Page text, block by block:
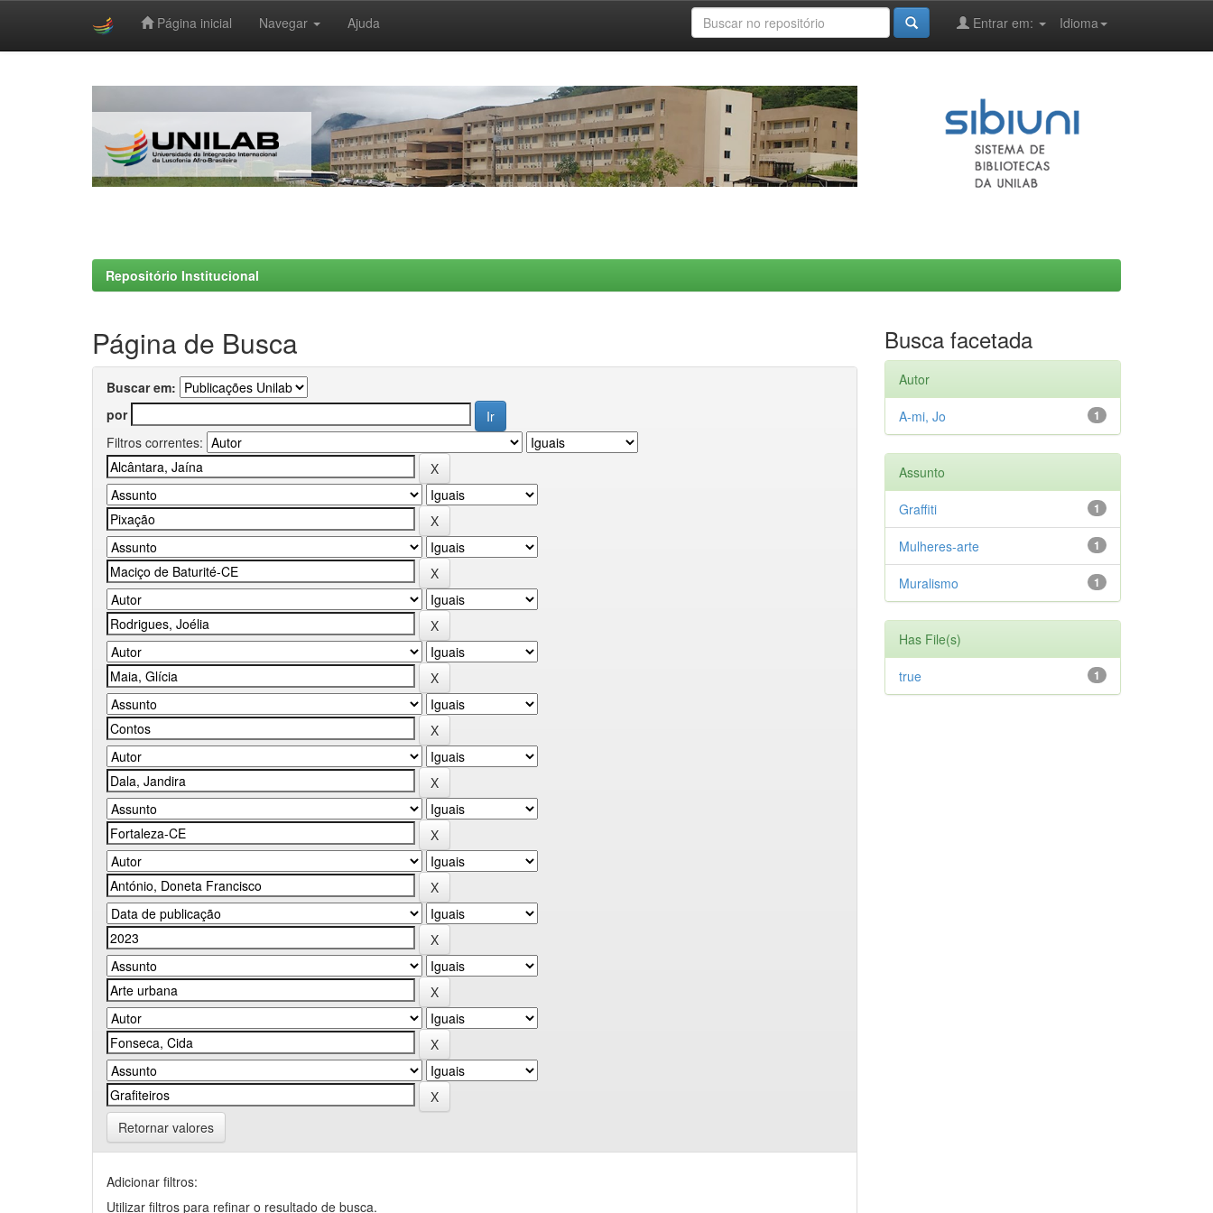
Página inicial Navegar Ajuda Idioma
Entrar em:
Repositório Institucional
Página de Busca
Buscar em:
por
Filtros correntes:
Retornar valores
Adicionar filtros:
Utilizar filtros para refinar o resultado de busca.
Busca facetada
Autor
1
A-mi, Jo
Assunto
1
Graffiti
1
Mulheres-arte
1
Muralismo
Has File(s)
1
true